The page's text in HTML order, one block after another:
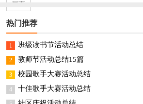
尾页
热门推荐
1 班级读书节活动总结
2 教师节活动总结15篇
3 校园歌手大赛活动总结
4 十佳歌手大赛活动总结